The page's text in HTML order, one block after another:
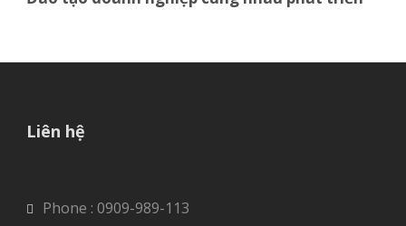
Liên hệ
Phone : 0909-989-113